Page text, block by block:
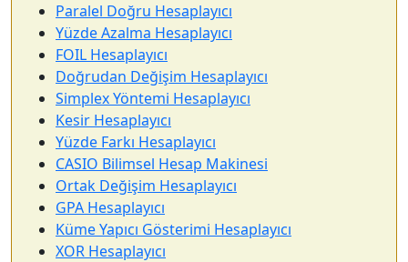
Paralel Doğru Hesaplayıcı
Yüzde Azalma Hesaplayıcı
FOIL Hesaplayıcı
Doğrudan Değişim Hesaplayıcı
Simplex Yöntemi Hesaplayıcı
Kesir Hesaplayıcı
Yüzde Farkı Hesaplayıcı
CASIO Bilimsel Hesap Makinesi
Ortak Değişim Hesaplayıcı
GPA Hesaplayıcı
Küme Yapıcı Gösterimi Hesaplayıcı
XOR Hesaplayıcı